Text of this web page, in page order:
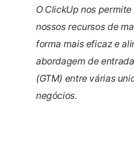
O ClickUp nos
nossos recursos de
forma mais eficaz e
abordagem de
(GTM) entre várias
negócios.